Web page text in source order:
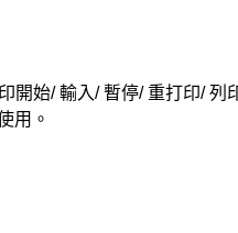
始/ 輸入/ 暫停/ 重打印/
用。